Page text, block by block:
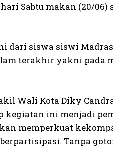
Sabtu makan (20/
dari siswa siswi
terakhir yakni pada
Wali Kota Diky
kegiatan ini menjadi
memperkuat
Tanpa